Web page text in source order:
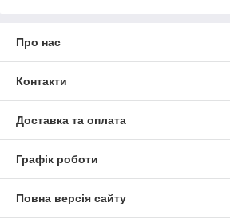
Про нас
Контакти
Доставка та оплата
Графік роботи
Повна версія сайту